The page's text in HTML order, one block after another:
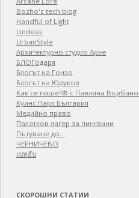
Bozho's tech blog
Handful of Light
Lindeas
UrbanStyle
Архитектурно студио Архе
БЛОГодаря
Блогът на Гонзо
Блогът на Юруков
Как се пише?® с Павлина
Куинс Парк България
Медийно право
Палатков лагер зa пингвини
Пътуване до…
ЧЕРНИЧЕВО
เบทฮับ
СКОРОШНИ СТАТИИ